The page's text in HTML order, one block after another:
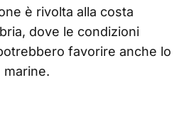
è rivolta alla costa
dove le condizioni
favorire anche lo